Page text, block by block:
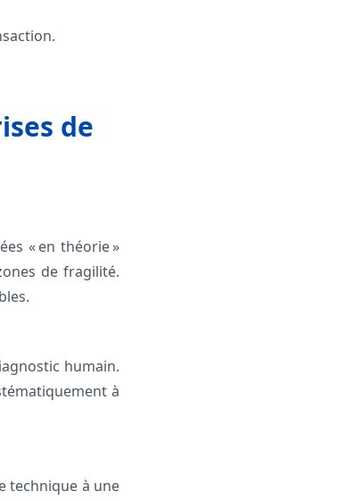
de
« en théorie »
de fragilité.
humain.
à
technique à une